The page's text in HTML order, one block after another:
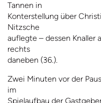
Tannen in
Konterstellung über
Nitzsche
auflegte – dessen Knaller
rechts
daneben (36.).
Zwei Minuten vor der
im
Spielaufbau der